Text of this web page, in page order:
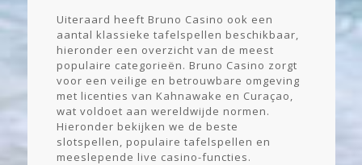
Uiteraard heeft Bruno Casino ook een
aantal klassieke tafelspellen beschikbaar,
hieronder een overzicht van de meest
populaire categorieën. Bruno Casino zorgt
voor een veilige en betrouwbare omgeving
met licenties van Kahnawake en Curaçao,
wat voldoet aan wereldwijde normen.
Hieronder bekijken we de beste
slotspellen, populaire tafelspellen en
meeslepende live casino-functies.